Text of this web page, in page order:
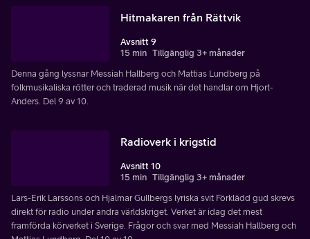
Hitmakaren från Rättvik
Avsnitt 9
15 min Tillgänglig 3+ månader
Denna gång lyssnar Messiah Hallberg och Mattias Lundberg på
folkmusikaliska rötter och traderad musik när det handlar om Hjort-
Anders. Del 9 av 10.
Radioverk i krigstid
Avsnitt 10
15 min Tillgänglig 3+ månader
Lars-Erik Larssons och Hjalmar Gullbergs lyriska svit Förklädd gud skrevs
direkt för radio under andra världskriget. Verket är idag det mest
framförda körverket i Sverige. Frågor och svar med Messiah Hallberg och